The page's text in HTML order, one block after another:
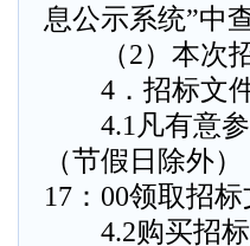
息公示系统”中
（2）本次招
4．招标文件
4.1凡有意参
（节假日除外
17：00领取招标
4.2购买招标